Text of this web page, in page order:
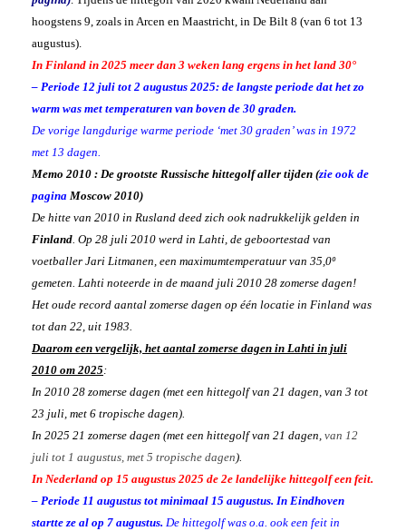
hoogstens 9, zoals in Arcen en Maastricht, in De Bilt 8 (van 6 tot 13
augustus).
In Finland in 2025 meer dan 3 weken lang ergens in het land 30°
– Periode 12 juli tot 2 augustus 2025: de langste periode dat het zo
warm was met temperaturen van boven de 30 graden.
De vorige langdurige warme periode ‘met 30 graden’ was in 1972
met 13 dagen.
Memo 2010 : De grootste Russische hittegolf aller tijden (zie ook de
pagina Moscow 2010)
De hitte van 2010 in Rusland deed zich ook nadrukkelijk gelden in
Finland. Op 28 juli 2010 werd in Lahti, de geboortestad van
voetballer Jari Litmanen, een maximumtemperatuur van 35,0º
gemeten. Lahti noteerde in de maand juli 2010 28 zomerse dagen!
Het oude record aantal zomerse dagen op één locatie in Finland was
tot dan 22, uit 1983.
Daarom een vergelijk, het aantal zomerse dagen in Lahti in juli
2010 om 2025:
In 2010 28 zomerse dagen (met een hittegolf van 21 dagen, van 3 tot
23 juli, met 6 tropische dagen).
In 2025 21 zomerse dagen (met een hittegolf van 21 dagen, van 12
juli tot 1 augustus, met 5 tropische dagen).
In Nederland op 15 augustus 2025 de 2e landelijke hittegolf een feit.
– Periode 11 augustus tot minimaal 15 augustus. In Eindhoven
startte ze al op 7 augustus. De hittegolf was o.a. ook een feit in